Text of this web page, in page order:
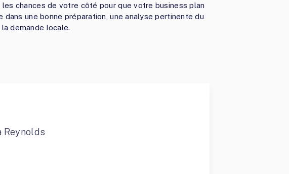
chances de votre côté pour que votre business plan
une bonne préparation, une analyse pertinente du
demande locale.
Reynolds